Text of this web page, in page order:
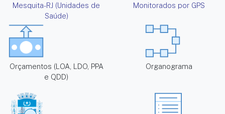
Mesquita-RJ (Unidades de
Saúde)
Monitorados por GPS
Orçamentos (LOA, LDO, PPA
e QDD)
Organograma